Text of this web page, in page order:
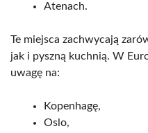
Atenach.
Te miejsca zachwycają
jak i pyszną kuchnią. W
uwagę na:
Kopenhagę,
Oslo,